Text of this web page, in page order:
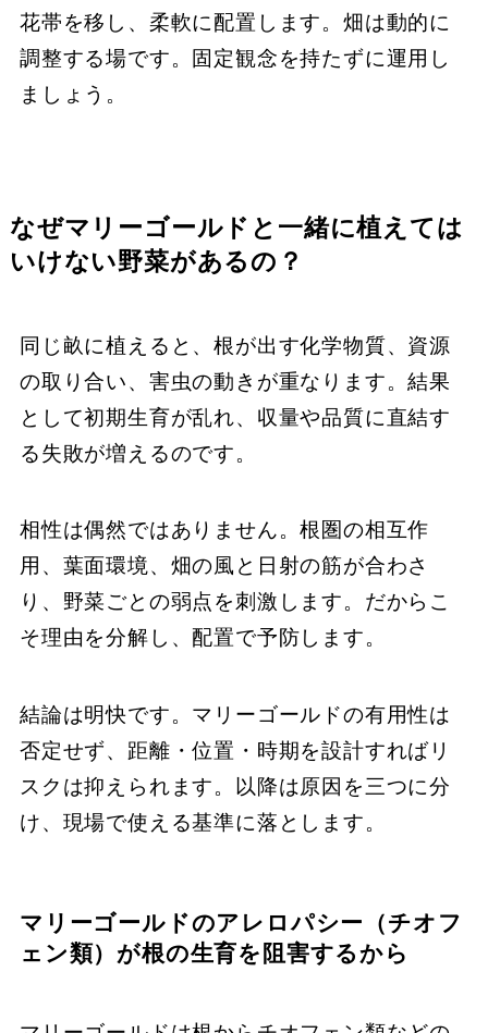
花帯を移し、柔軟に配置します。畑は動的に
調整する場です。固定観念を持たずに運用し
ましょう。
なぜマリーゴールドと一緒に植えては
いけない野菜があるの？
同じ畝に植えると、根が出す化学物質、資源
の取り合い、害虫の動きが重なります。結果
として初期生育が乱れ、収量や品質に直結す
る失敗が増えるのです。
相性は偶然ではありません。根圏の相互作
用、葉面環境、畑の風と日射の筋が合わさ
り、野菜ごとの弱点を刺激します。だからこ
そ理由を分解し、配置で予防します。
結論は明快です。マリーゴールドの有用性は
否定せず、距離・位置・時期を設計すればリ
スクは抑えられます。以降は原因を三つに分
け、現場で使える基準に落とします。
マリーゴールドのアレロパシー（チオフ
ェン類）が根の生育を阻害するから